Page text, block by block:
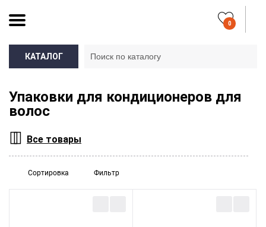
0
КАТАЛОГ
Упаковки для кондиционеров для
волос
Все товары
Сортировка Фильтр
Какая потребуется крышка: